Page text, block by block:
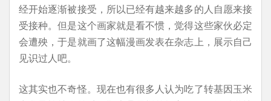
经开始逐渐被接受，所以已经有越来越多的人自愿来接
受接种。但是这个画家就是看不惯，觉得这些家伙必定
会遭殃，于是就画了这幅漫画发表在杂志上，展示自己
见识过人吧。
这其实也不奇怪。现在也有很多人认为吃了转基因玉米